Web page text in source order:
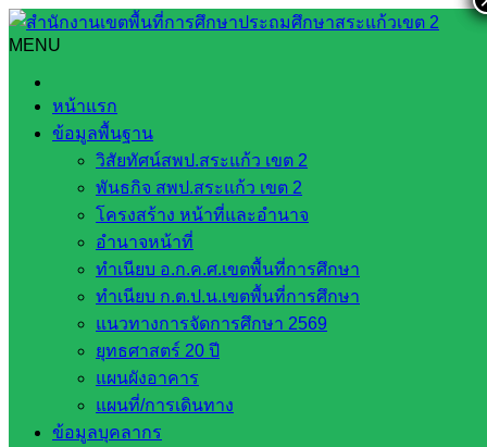
Skip
to
content
MENU
หน้าแรก
ข้อมูลพื้นฐาน
วิสัยทัศน์สพป.สระแก้ว เขต 2
พันธกิจ สพป.สระแก้ว เขต 2
โครงสร้าง หน้าที่และอำนาจ
อำนาจหน้าที่
ทำเนียบ อ.ก.ค.ศ.เขตพื้นที่การศึกษา
ทำเนียบ ก.ต.ป.น.เขตพื้นที่การศึกษา
แนวทางการจัดการศึกษา 2569
ยุทธศาสตร์ 20 ปี
แผนผังอาคาร
แผนที่/การเดินทาง
ข้อมูลบุคลากร
Search
พิธีทบทวนคำปฏิญาณและสวนสนาม เนื่องในวันคล้ายวัน
สถาปนาลูกเสือแห่งชาติ
พิธีทบทวนคำปฏิญาณและสวนสนาม เนื่อง
ในวันคล้ายวันสถาปนาลูกเสือแห่งชาติ
กรกฎาคม 1, 2022กรกฎาคม 6, 2022
กลุ่มพระยา
วันที่ 1 กรกฎาคม 2565 นำโดยนางอุทัยวรรณ สุด
ทองมล ครูชำนาญการพิเศษ รักษาการในตำแหน่งผู้
อำนวยการโรงเรียนบ้านโคกทหาร ผู้กำกับลูกเสือ